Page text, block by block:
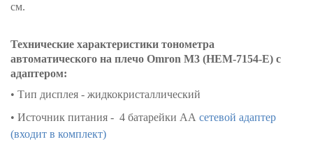
см.
Технические характеристики тонометра
автоматического на плечо Omron M3 (HEM-7154-Е) с
адаптером:
• Тип дисплея - жидкокристаллический
• Источник питания - 4 батарейки AA сетевой адаптер
(входит в комплект)